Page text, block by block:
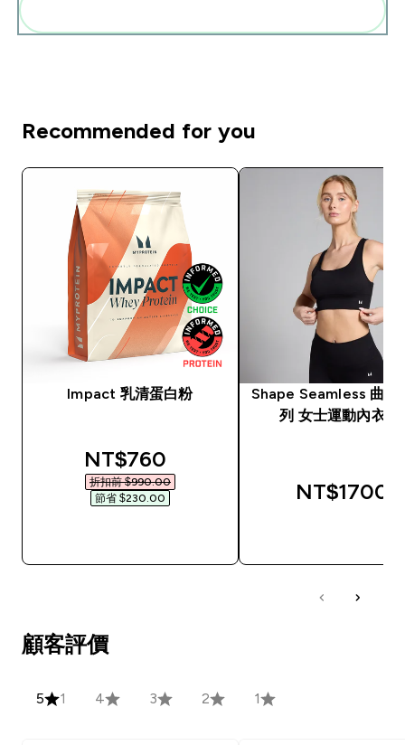
Recommended for you
Impact 乳清蛋白粉
discounted price
NT$760‎
折扣前 $990.00‎
節省 $230.00‎
Shape Seamless 曲線
列 女士運動內衣 -
NT$1700‎
顧客評價
5 1 4 3 2 1